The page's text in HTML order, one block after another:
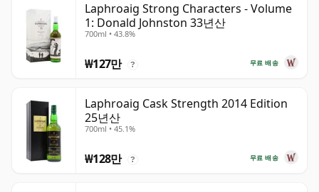
Laphroaig Strong Characters - Volume
1: Donald Johnston 33년산
700ml • 43.8%
무료 배송
₩127만 ?
Laphroaig Cask Strength 2014 Edition
25년산
700ml • 45.1%
무료 배송
₩128만 ?